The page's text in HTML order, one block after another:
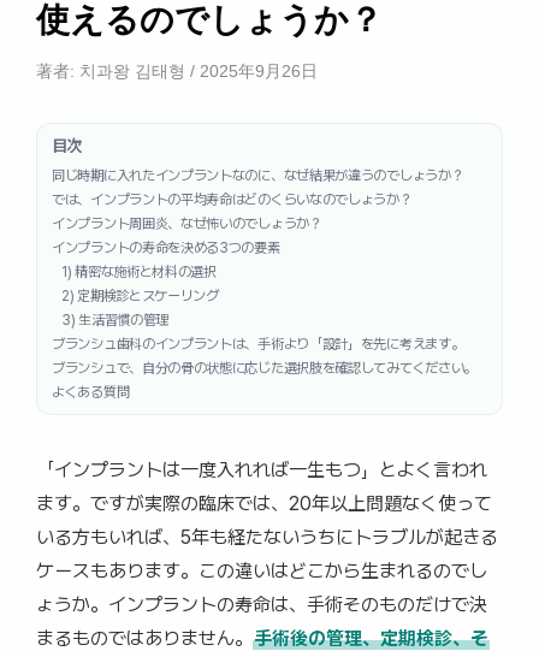
使えるのでしょうか？
著者: 치과왕 김태형 / 2025年9月26日
目次
同じ時期に入れたインプラントなのに、なぜ結果が違うのでしょうか？
では、インプラントの平均寿命はどのくらいなのでしょうか？
インプラント周囲炎、なぜ怖いのでしょうか？
インプラントの寿命を決める3つの要素
1) 精密な施術と材料の選択
2) 定期検診とスケーリング
3) 生活習慣の管理
ブランシュ歯科のインプラントは、手術より「設計」を先に考えます。
ブランシュで、自分の骨の状態に応じた選択肢を確認してみてください。
よくある質問
「インプラントは一度入れれば一生もつ」とよく言われ
ます。ですが実際の臨床では、20年以上問題なく使って
いる方もいれば、5年も経たないうちにトラブルが起きる
ケースもあります。この違いはどこから生まれるのでし
ょうか。インプラントの寿命は、手術そのものだけで決
まるものではありません。 手術後の管理、定期検診、そ